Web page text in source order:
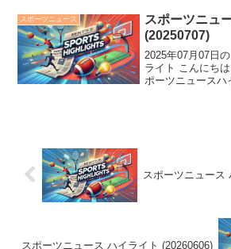
DeNAは主砲・牧
大...
スポーツニュース
スポーツニュ
(20250707)
2025年07月07日
ライト こんにち
ポーツニュースハ
スポーツニュース
スポーツニュース ハイライト (20260606)